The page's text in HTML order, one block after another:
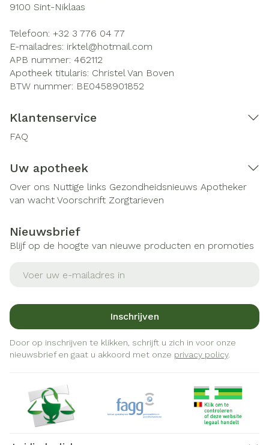
9100 Sint-Niklaas
Telefoon: +32 3 776 04 77
E-mailadres: irktel@hotmail.com
APB nummer: 462112
Apotheek titularis: Christel Van Boven
BTW nummer: BE0458901852
Klantenservice
FAQ
Uw apotheek
Over ons Nuttige links Gezondheidsnieuws Apotheker
van wacht Voorschrift Zorgtarieven
Nieuwsbrief
Blijf op de hoogte van nieuwe producten en promoties
Inschrijven
Door op inschrijven te klikken, schrijft u zich in voor onze
nieuwsbrief en gaat u akkoord met onze privacy policy.